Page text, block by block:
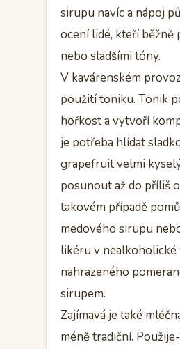
sirupu navíc a nápoj
ocení lidé, kteří běžně
nebo sladšími tóny.
V kavárenském
použití toniku. Tonik
hořkost a vytvoří
je potřeba hlídat
grapefruit velmi
posunout až do příliš
takovém případě
medového sirupu
likéru v nealkoholické
nahrazeného
sirupem.
Zajímavá je také
méně tradiční.